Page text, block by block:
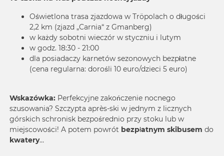
Oświetlona trasa zjazdowa w Tröpolach o długości
2,2 km (zjazd „Carnia“ z Gmanberg)
w każdy sobotni wieczór w styczniu i lutym
w godz. 18:30 - 21:00
dla posiadaczy karnetów sezonowych bezpłatne
(cena regularna: dorośli 10 euro/dzieci 5 euro)
Wskazówka: Perfekcyjne zakończenie nocnego
szusowania? Szczypta après-ski w jednym z licznych
górskich schronisk bezpośrednio przy stoku lub w
miejscowości! A potem powrót bezpłatnym skibusem do
kwatery…